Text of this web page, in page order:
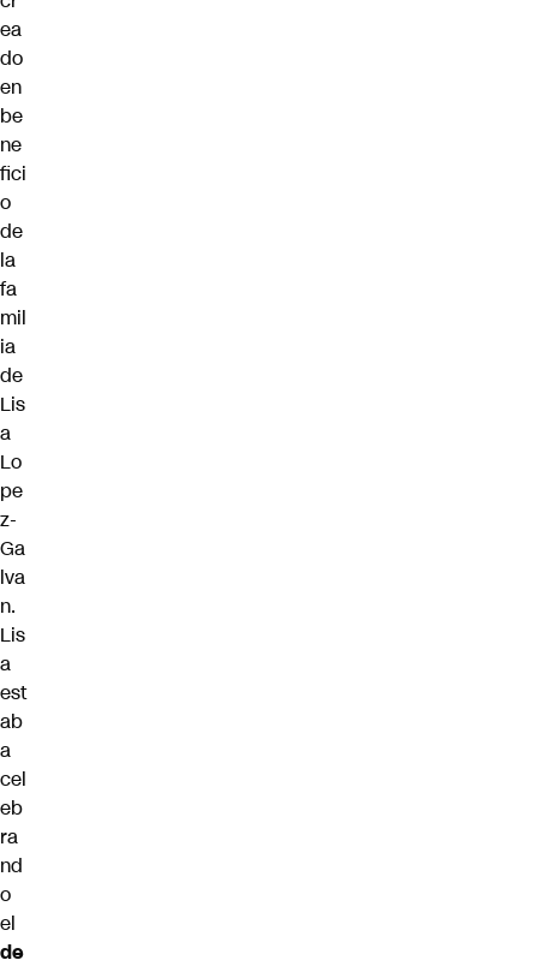
ea
do
en
be
ne
fici
o
de
la
fa
mil
ia
de
Lis
a
Lo
pe
z-
Ga
lva
n.
Lis
a
est
ab
a
cel
eb
ra
nd
o
el
de